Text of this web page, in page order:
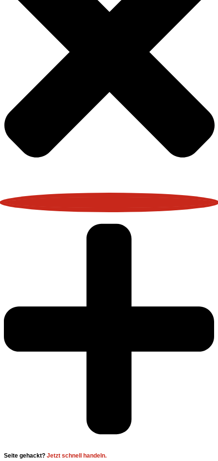
Seite gehackt? Jetzt schnell handeln.